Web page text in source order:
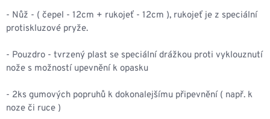
- Nůž - ( čepel - 12cm + rukojeť - 12cm ), rukojeť je z speciální
protiskluzové pryže.
- Pouzdro - tvrzený plast se speciální drážkou proti vyklouznutí
nože s možností upevnění k opasku
- 2ks gumových popruhů k dokonalejšímu připevnění ( např. k
noze či ruce )